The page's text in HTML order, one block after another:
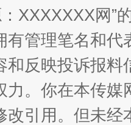
XXXXXXX网”
有管理笔名和
和反映投诉报
力。你在本传
改引用。但未